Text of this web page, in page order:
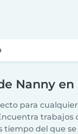
Nanny
para
trabajos
tiempo del que